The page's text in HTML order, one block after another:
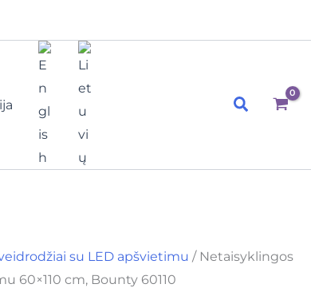
Paieška
su LED apšvietimu / Netaisyklingos
60×110 cm, Bounty 60110